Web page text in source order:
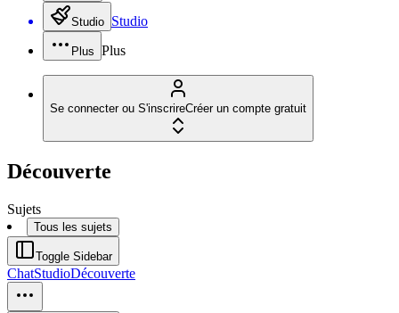
Studio Studio
Plus Plus
Se connecter ou S'inscrireCréer un compte gratuit
Découverte
Sujets
Tous les sujets
Toggle Sidebar
ChatStudioDécouverte